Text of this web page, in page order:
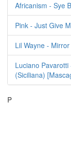
Africanism - Sye
Pink - Just Give
Lil Wayne - Mirror
Luciano
(Siciliana)
P